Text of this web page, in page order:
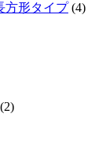
方形タイプ(4)
(2)